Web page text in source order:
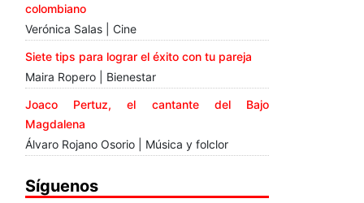
colombiano
Verónica Salas | Cine
Siete tips para lograr el éxito con tu pareja
Maira Ropero | Bienestar
Joaco Pertuz, el cantante del Bajo
Magdalena
Álvaro Rojano Osorio | Música y folclor
Síguenos